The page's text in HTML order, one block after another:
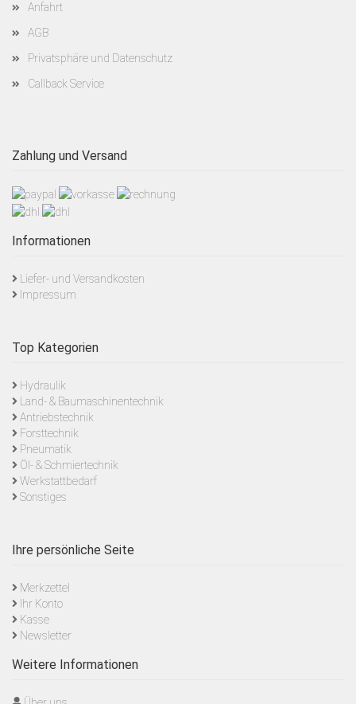
Anfahrt
AGB
Privatsphäre und Datenschutz
Callback Service
Zahlung und Versand
Informationen
Liefer- und Versandkosten
Impressum
Top Kategorien
Hydraulik
Land- & Baumaschinentechnik
Antriebstechnik
Forsttechnik
Pneumatik
Öl- & Schmiertechnik
Werkstattbedarf
Sonstiges
Ihre persönliche Seite
Merkzettel
Ihr Konto
Kasse
Newsletter
Weitere Informationen